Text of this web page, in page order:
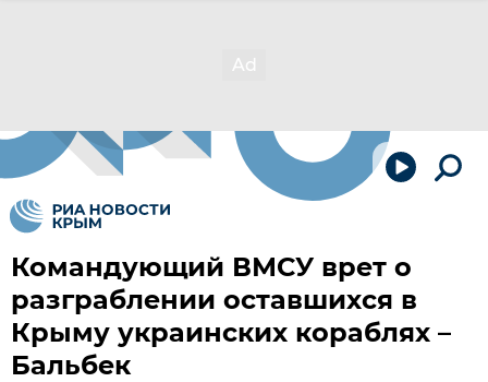
Командующий ВМСУ врет о
разграблении оставшихся в
Крыму украинских кораблях –
Бальбек